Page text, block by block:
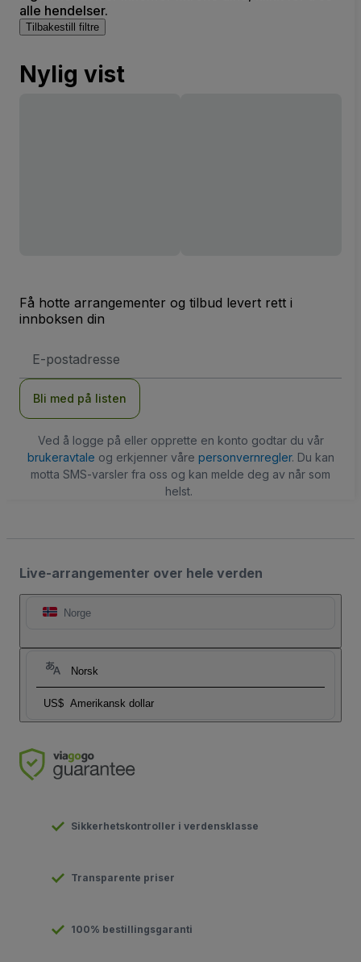
alle hendelser.
Tilbakestill filtre
Nylig vist
Få hotte arrangementer og tilbud levert rett i
innboksen din
postadresse
Bli med på listen
Ved å logge på eller opprette en konto godtar du vår
brukeravtale og erkjenner våre personvernregler. Du kan
motta SMS-varsler fra oss og kan melde deg av når som
helst.
Live-arrangementer over hele verden
Norge
Norsk
US$ Amerikansk dollar
Sikkerhetskontroller i verdensklasse
Transparente priser
100% bestillingsgaranti